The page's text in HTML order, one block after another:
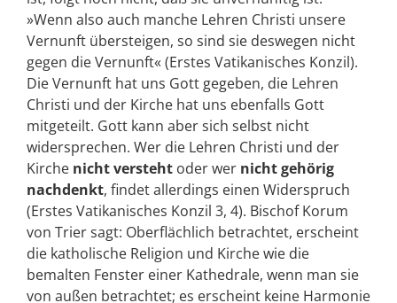
»Wenn also auch manche Lehren Christi unsere
Vernunft übersteigen, so sind sie deswegen nicht
gegen die Vernunft« (Erstes Vatikanisches Konzil).
Die Vernunft hat uns Gott gegeben, die Lehren
Christi und der Kirche hat uns ebenfalls Gott
mitgeteilt. Gott kann aber sich selbst nicht
widersprechen. Wer die Lehren Christi und der
Kirche nicht versteht oder wer nicht gehörig
nachdenkt, findet allerdings einen Widerspruch
(Erstes Vatikanisches Konzil 3, 4). Bischof Korum
von Trier sagt: Oberflächlich betrachtet, erscheint
die katholische Religion und Kirche wie die
bemalten Fenster einer Kathedrale, wenn man sie
von außen betrachtet; es erscheint keine Harmonie